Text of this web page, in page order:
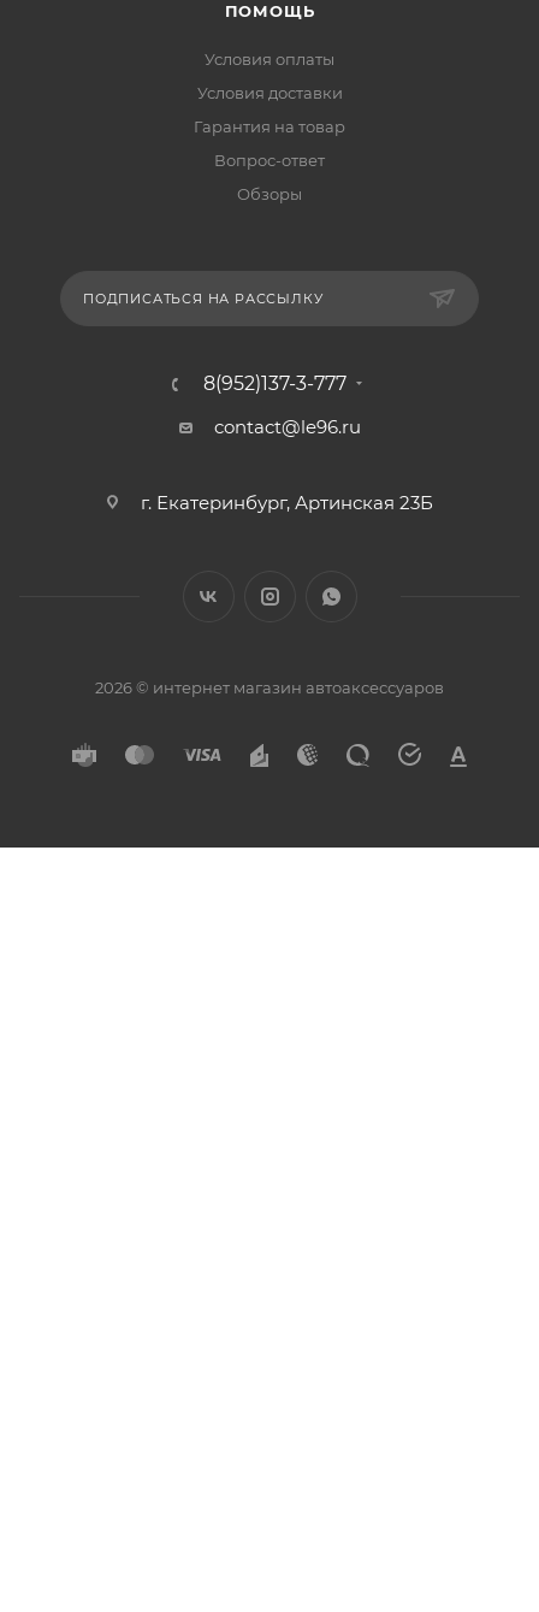
ПОМОЩЬ
Условия оплаты
Условия доставки
Гарантия на товар
Вопрос-ответ
Обзоры
ПОДПИСАТЬСЯ НА РАССЫЛКУ
8(952)137-3-777
contact@le96.ru
г. Екатеринбург, Артинская 23Б
2026 © интернет магазин автоаксессуаров